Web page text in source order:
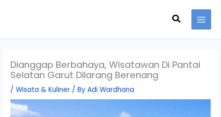
Search
Dianggap Berbahaya, Wisatawan Di Pantai
Selatan Garut Dilarang Berenang
/Wisata & Kuliner / ByAdi Wardhana